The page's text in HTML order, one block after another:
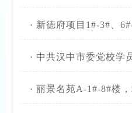
· 新德府项目1#-3#、6#-8#、10#、
· 中共汉中市委党校学员餐厅改
· 丽景名苑A-1#-8#楼，地下车库